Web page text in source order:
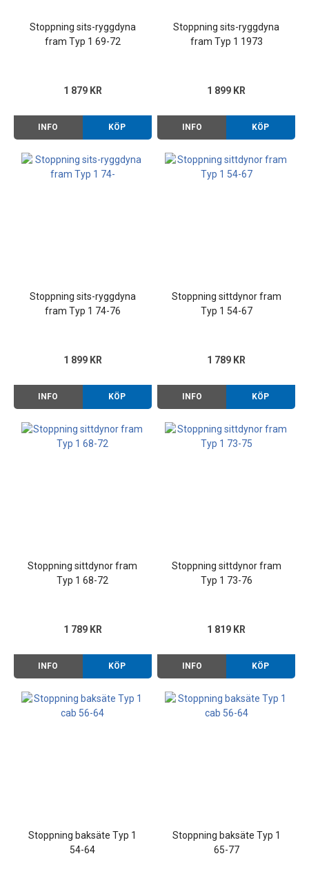
Stoppning sits-ryggdyna
fram Typ 1 69-72
1 879 KR
INFO KÖP
Stoppning sits-ryggdyna
fram Typ 1 1973
1 899 KR
INFO KÖP
Stoppning sits-ryggdyna
fram Typ 1 74-76
1 899 KR
INFO KÖP
Stoppning sittdynor fram
Typ 1 54-67
1 789 KR
INFO KÖP
Stoppning sittdynor fram
Typ 1 68-72
1 789 KR
INFO KÖP
Stoppning sittdynor fram
Typ 1 73-76
1 819 KR
INFO KÖP
Stoppning baksäte Typ 1
54-64
Stoppning baksäte Typ 1
65-77